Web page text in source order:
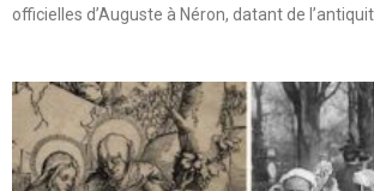
officielles d’Auguste à Néron, datant de